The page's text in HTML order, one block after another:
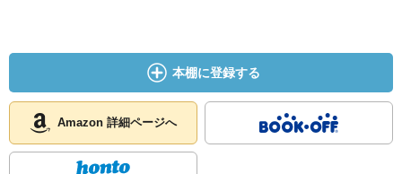
本棚に登録する
Amazon 詳細ページへ